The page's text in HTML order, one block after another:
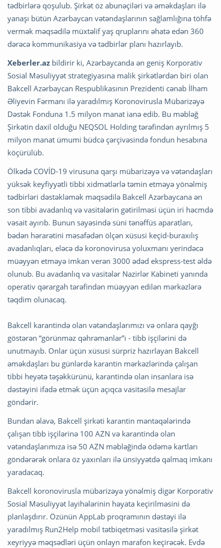
tədbirlərə qoşulub. Şirkət öz abunəçiləri və əməkdaşları ilə
yanaşı bütün Azərbaycan vətəndaşlarının sağlamlığına töhfə
vermək məqsədilə müxtəlif yaş qruplarını əhatə edən 360
dərəcə kommunikasiya və tədbirlər planı hazırlayıb.
Xeberler.az bildirir ki, Azərbaycanda ən geniş Korporativ
Sosial Məsuliyyət strategiyasına malik şirkətlərdən biri olan
Bakcell Azərbaycan Respublikasının Prezidenti cənab İlham
Əliyevin Fərmanı ilə yaradılmış Koronovirusla Mübarizəyə
Dəstək Fonduna 1.5 milyon manat ianə edib. Bu məbləğ
Şirkətin daxil olduğu NEQSOL Holding tərəfindən ayrılmış 5
milyon manat ümumi büdcə çərçivəsində fondun hesabına
köçürülüb.
Ölkədə COVİD-19 virusuna qarşı mübarizəyə və vətəndaşları
yüksək keyfiyyətli tibbi xidmətlərlə təmin etməyə yönəlmiş
tədbirləri dəstəkləmək məqsədilə Bakcell Azərbaycana ən
son tibbi avadanlıq və vasitələrin gətirilməsi üçün iri həcmdə
vəsait ayırıb. Bunun sayəsində süni tənəffüs aparatları,
bədən hərarətini məsafədən ölçən xüsusi keçid-buraxılış
avadanlıqları, eləcə də koronovirusa yoluxmanı yerindəcə
müəyyən etməyə imkan verən 3000 ədəd ekspress-test əldə
olunub. Bu avadanlıq və vasitələr Nazirlər Kabineti yanında
operativ qərargah tərəfindən müəyyən edilən mərkəzlərə
təqdim olunacaq.
Bakcell karantində olan vətəndaşlarımızı və onlara qayğı
göstərən “görünməz qəhrəmanlar”ı - tibb işçilərini də
unutmayıb. Onlar üçün xüsusi sürpriz hazırlayan Bakcell
əməkdaşları bu günlərdə karantin mərkəzlərində çalışan
tibbi heyətə təşəkkürünü, karantində olan insanlara isə
dəstəyini ifadə etmək üçün açıqca vasitəsilə mesajlar
göndərir.
Bundan əlavə, Bakcell şirkəti karantin məntəqələrində
çalışan tibb işçilərinə 100 AZN və karantində olan
vətəndaşlarımıza isə 50 AZN məbləğində ödəmə kartları
göndərərək onlara öz yaxınları ilə ünsiyyətdə qalmaq imkanı
yaradacaq.
Bakcell koronovirusla mübarizəyə yönəlmiş digər Korporativ
Sosial Məsuliyyət layihələrinin həyata keçirilməsini də
planlaşdırır. Özünün AppLab proqramının dəstəyi ilə
yaradılmış Run2Help mobil tətbiqetməsi vasitəsilə şirkət
xeyriyyə məqsədləri üçün onlayn marafon keçirəcək. Evdə